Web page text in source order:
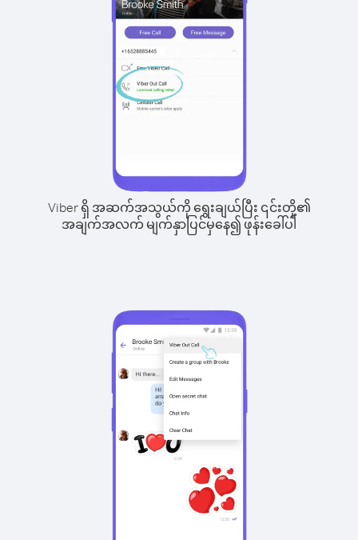
Viber ရှိ အဆက်အသွယ်ကို ရွေးချယ်ပြီး ၎င်းတို့၏
အချက်အလက် မျက်နှာပြင်မှနေ၍ ဖုန်းခေါ်ပါ